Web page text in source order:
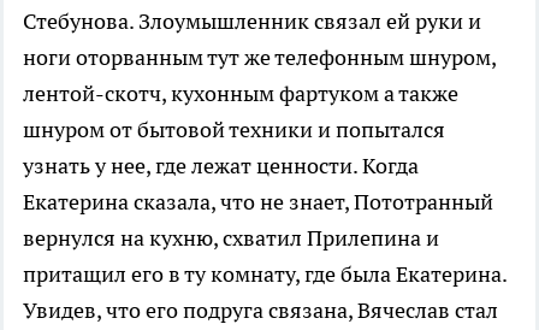
Стебунова. Злоумышленник связал ей руки и
ноги оторванным тут же телефонным шнуром,
лентой-скотч, кухонным фартуком а также
шнуром от бытовой техники и попытался
узнать у нее, где лежат ценности. Когда
Екатерина сказала, что не знает, Пототранный
вернулся на кухню, схватил Прилепина и
притащил его в ту комнату, где была Екатерина.
Увидев, что его подруга связана, Вячеслав стал